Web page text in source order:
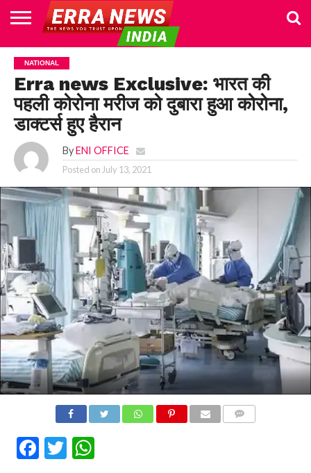
HOME
POLITICS
NEWS
BUSINESS
CULTURE
NATIONAL
SPORTS
LIFESTYLE
TRAVEL
OPINION
BREAKING
NEWS
ENTERTAINMENT
WORLD
CRIME
JOIN
US
NATIONAL
Erra news Exclusive: भारत की
पहली कोरोना मरीज को दुबारा हुआ कोरोना,
डाक्टर्स हुए हैरान
By ENI OFFICE
Posted on July 13, 2021
Facebook
Twitter
WhatsApp